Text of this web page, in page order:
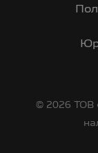
© 2026 ТОВ